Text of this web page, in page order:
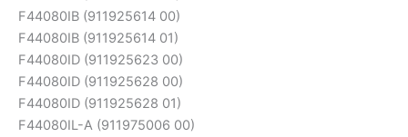
F44080IB (911925614 00)
F44080IB (911925614 01)
F44080ID (911925623 00)
F44080ID (911925628 00)
F44080ID (911925628 01)
F44080IL-A (911975006 00)